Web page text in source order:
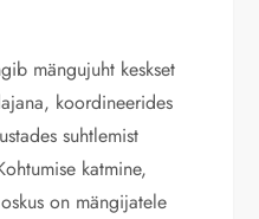
mängujuht keskset
koordineerides
suhtlemist
katmine,
on mängijatele